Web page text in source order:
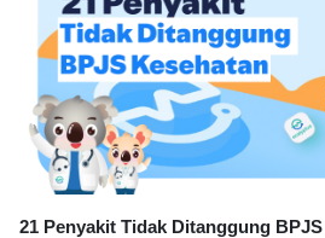
21 Penyakit Tidak Ditanggung